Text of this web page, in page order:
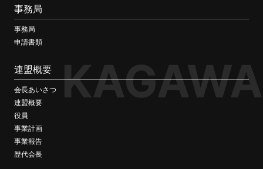
KAGAWA
事務局
事務局
申請書類
連盟概要
会長あいさつ
連盟概要
役員
事業計画
事業報告
歴代会長